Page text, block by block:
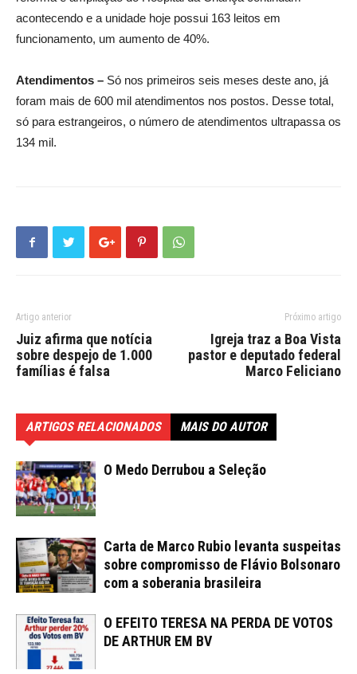
acontecendo e a unidade hoje possui 163 leitos em
funcionamento, um aumento de 40%.
Atendimentos – Só nos primeiros seis meses deste ano, já
foram mais de 600 mil atendimentos nos postos. Desse total,
só para estrangeiros, o número de atendimentos ultrapassa os
134 mil.
Artigo anterior
Juiz afirma que notícia
sobre despejo de 1.000
famílias é falsa
Próximo artigo
Igreja traz a Boa Vista
pastor e deputado federal
Marco Feliciano
ARTIGOS RELACIONADOS MAIS DO AUTOR
O Medo Derrubou a Seleção
Carta de Marco Rubio levanta suspeitas
sobre compromisso de Flávio Bolsonaro
com a soberania brasileira
O EFEITO TERESA NA PERDA DE VOTOS
DE ARTHUR EM BV